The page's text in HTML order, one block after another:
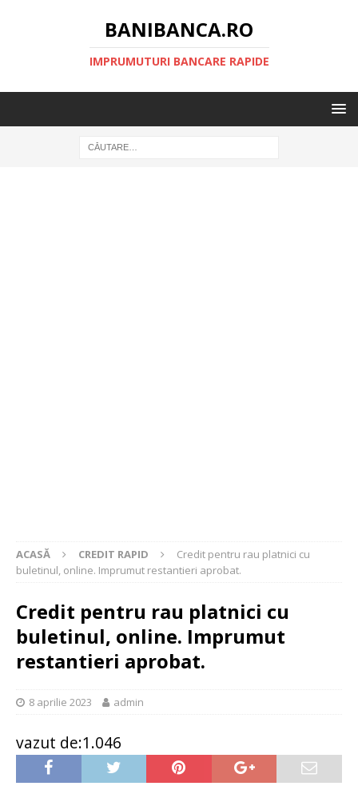
BANIBANCA.RO
IMPRUMUTURI BANCARE RAPIDE
ACASĂ CREDIT RAPID
Credit pentru rau platnici cu
buletinul, online. Imprumut restantieri aprobat.
Credit pentru rau platnici cu
buletinul, online. Imprumut
restantieri aprobat.
8 aprilie 2023 admin
vazut de:1.046